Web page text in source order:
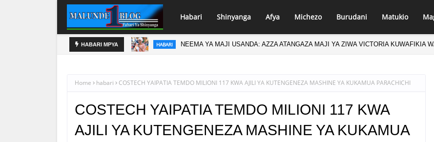
Habari Shinyanga Afya Michezo Burudani Matukio
HABARI MPYA HABARI NEEMA YA MAJI USANDA: AZZA ATANGAZA MAJI YA ZIWA VICTORIA KUWAFIKIA
Home habari COSTECH YAIPATIA TEMDO MILIONI 117 KWA AJILI YA KUTENGENEZA MASHINE YA KUKAMUA PARACHICHI
COSTECH YAIPATIA TEMDO MILIONI 117 KWA
AJILI YA KUTENGENEZA MASHINE YA KUKAMUA